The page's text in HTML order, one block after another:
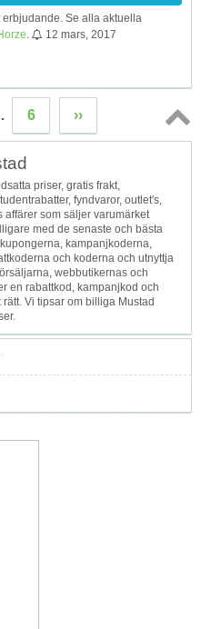
erbjudande. Se alla aktuella
12 mars, 2017
6 ››
Topp
priser, gratis frakt,
fyndvaror, outlet's,
som säljer varumärket
med de senaste och bästa
kampanjkoderna,
och koderna och utnyttja
webbutikernas och
en rabattkod, kampanjkod och
Vi tipsar om billiga Mustad